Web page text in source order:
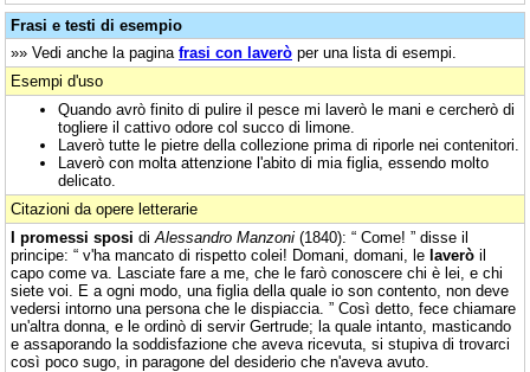
Frasi e testi di esempio
»» Vedi anche la pagina frasi con laverò per una lista di esempi.
Esempi d'uso
Quando avrò finito di pulire il pesce mi laverò le mani e cercherò di
togliere il cattivo odore col succo di limone.
Laverò tutte le pietre della collezione prima di riporle nei contenitori.
Laverò con molta attenzione l'abito di mia figlia, essendo molto
delicato.
Citazioni da opere letterarie
I promessi sposi di Alessandro Manzoni (1840): “ Come! ” disse il
principe: “ v'ha mancato di rispetto colei! Domani, domani, le laverò il
capo come va. Lasciate fare a me, che le farò conoscere chi è lei, e chi
siete voi. E a ogni modo, una figlia della quale io son contento, non deve
vedersi intorno una persona che le dispiaccia. ” Così detto, fece chiamare
un'altra donna, e le ordinò di servir Gertrude; la quale intanto, masticando
e assaporando la soddisfazione che aveva ricevuta, si stupiva di trovarci
così poco sugo, in paragone del desiderio che n'aveva avuto.